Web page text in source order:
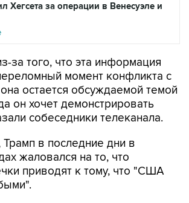
Хегсета за операции в Венесуэле и
за того, что эта информация
момент конфликта с
остается обсуждаемой темой
он хочет демонстрировать
собеседники телеканала.
в последние дни в
жаловался на то, что
приводят к тому, что "США